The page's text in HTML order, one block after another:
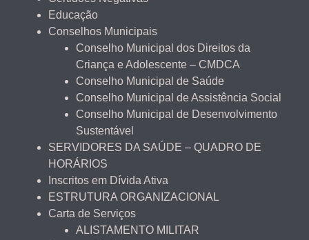
Educação
Conselhos Municipais
Conselho Municipal dos Direitos da
Criança e Adolescente – CMDCA
Conselho Municipal de Saúde
Conselho Municipal de Assistência Social
Conselho Municipal de Desenvolvimento
Sustentável
SERVIDORES DA SAÚDE – QUADRO DE
HORÁRIOS
Inscritos em Dívida Ativa
ESTRUTURA ORGANIZACIONAL
Carta de Serviços
ALISTAMENTO MILITAR